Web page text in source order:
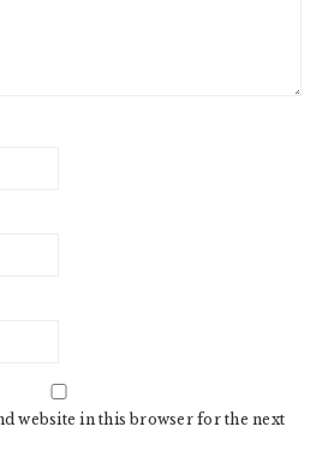
website in this browser for the next